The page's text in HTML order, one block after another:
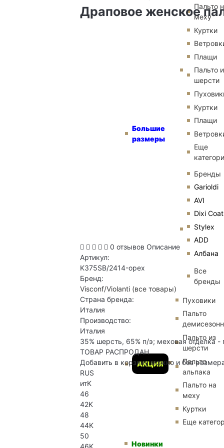
Большие
размеры
Пальто
меху
Куртки
Плащи
Пальто
шерсти
Куртки
Плащи
Еще
Бренды
Garioldi
AVI
Dixi Coat
Stylex
ADD
Албана
Все
бренды
АКЦИЯ
Пуховики
Пальто
Пальто из
шерсти
Пальто
альпака
Пальто на
меху
Куртки
Еще
Новинки
Драповое женское
0 отзывов Описание
Артикул:
K375SB/2414-орех
Бренд:
Visconf/Violanti (все товары)
Страна бренда:
Италия
Производство:
Италия
35% шерсть, 65% п/э; меховая отделка -
ТОВАР РАСПРОДАН
Добавить в корзину можно и без
RUS
итK
46
42K
48
44K
50